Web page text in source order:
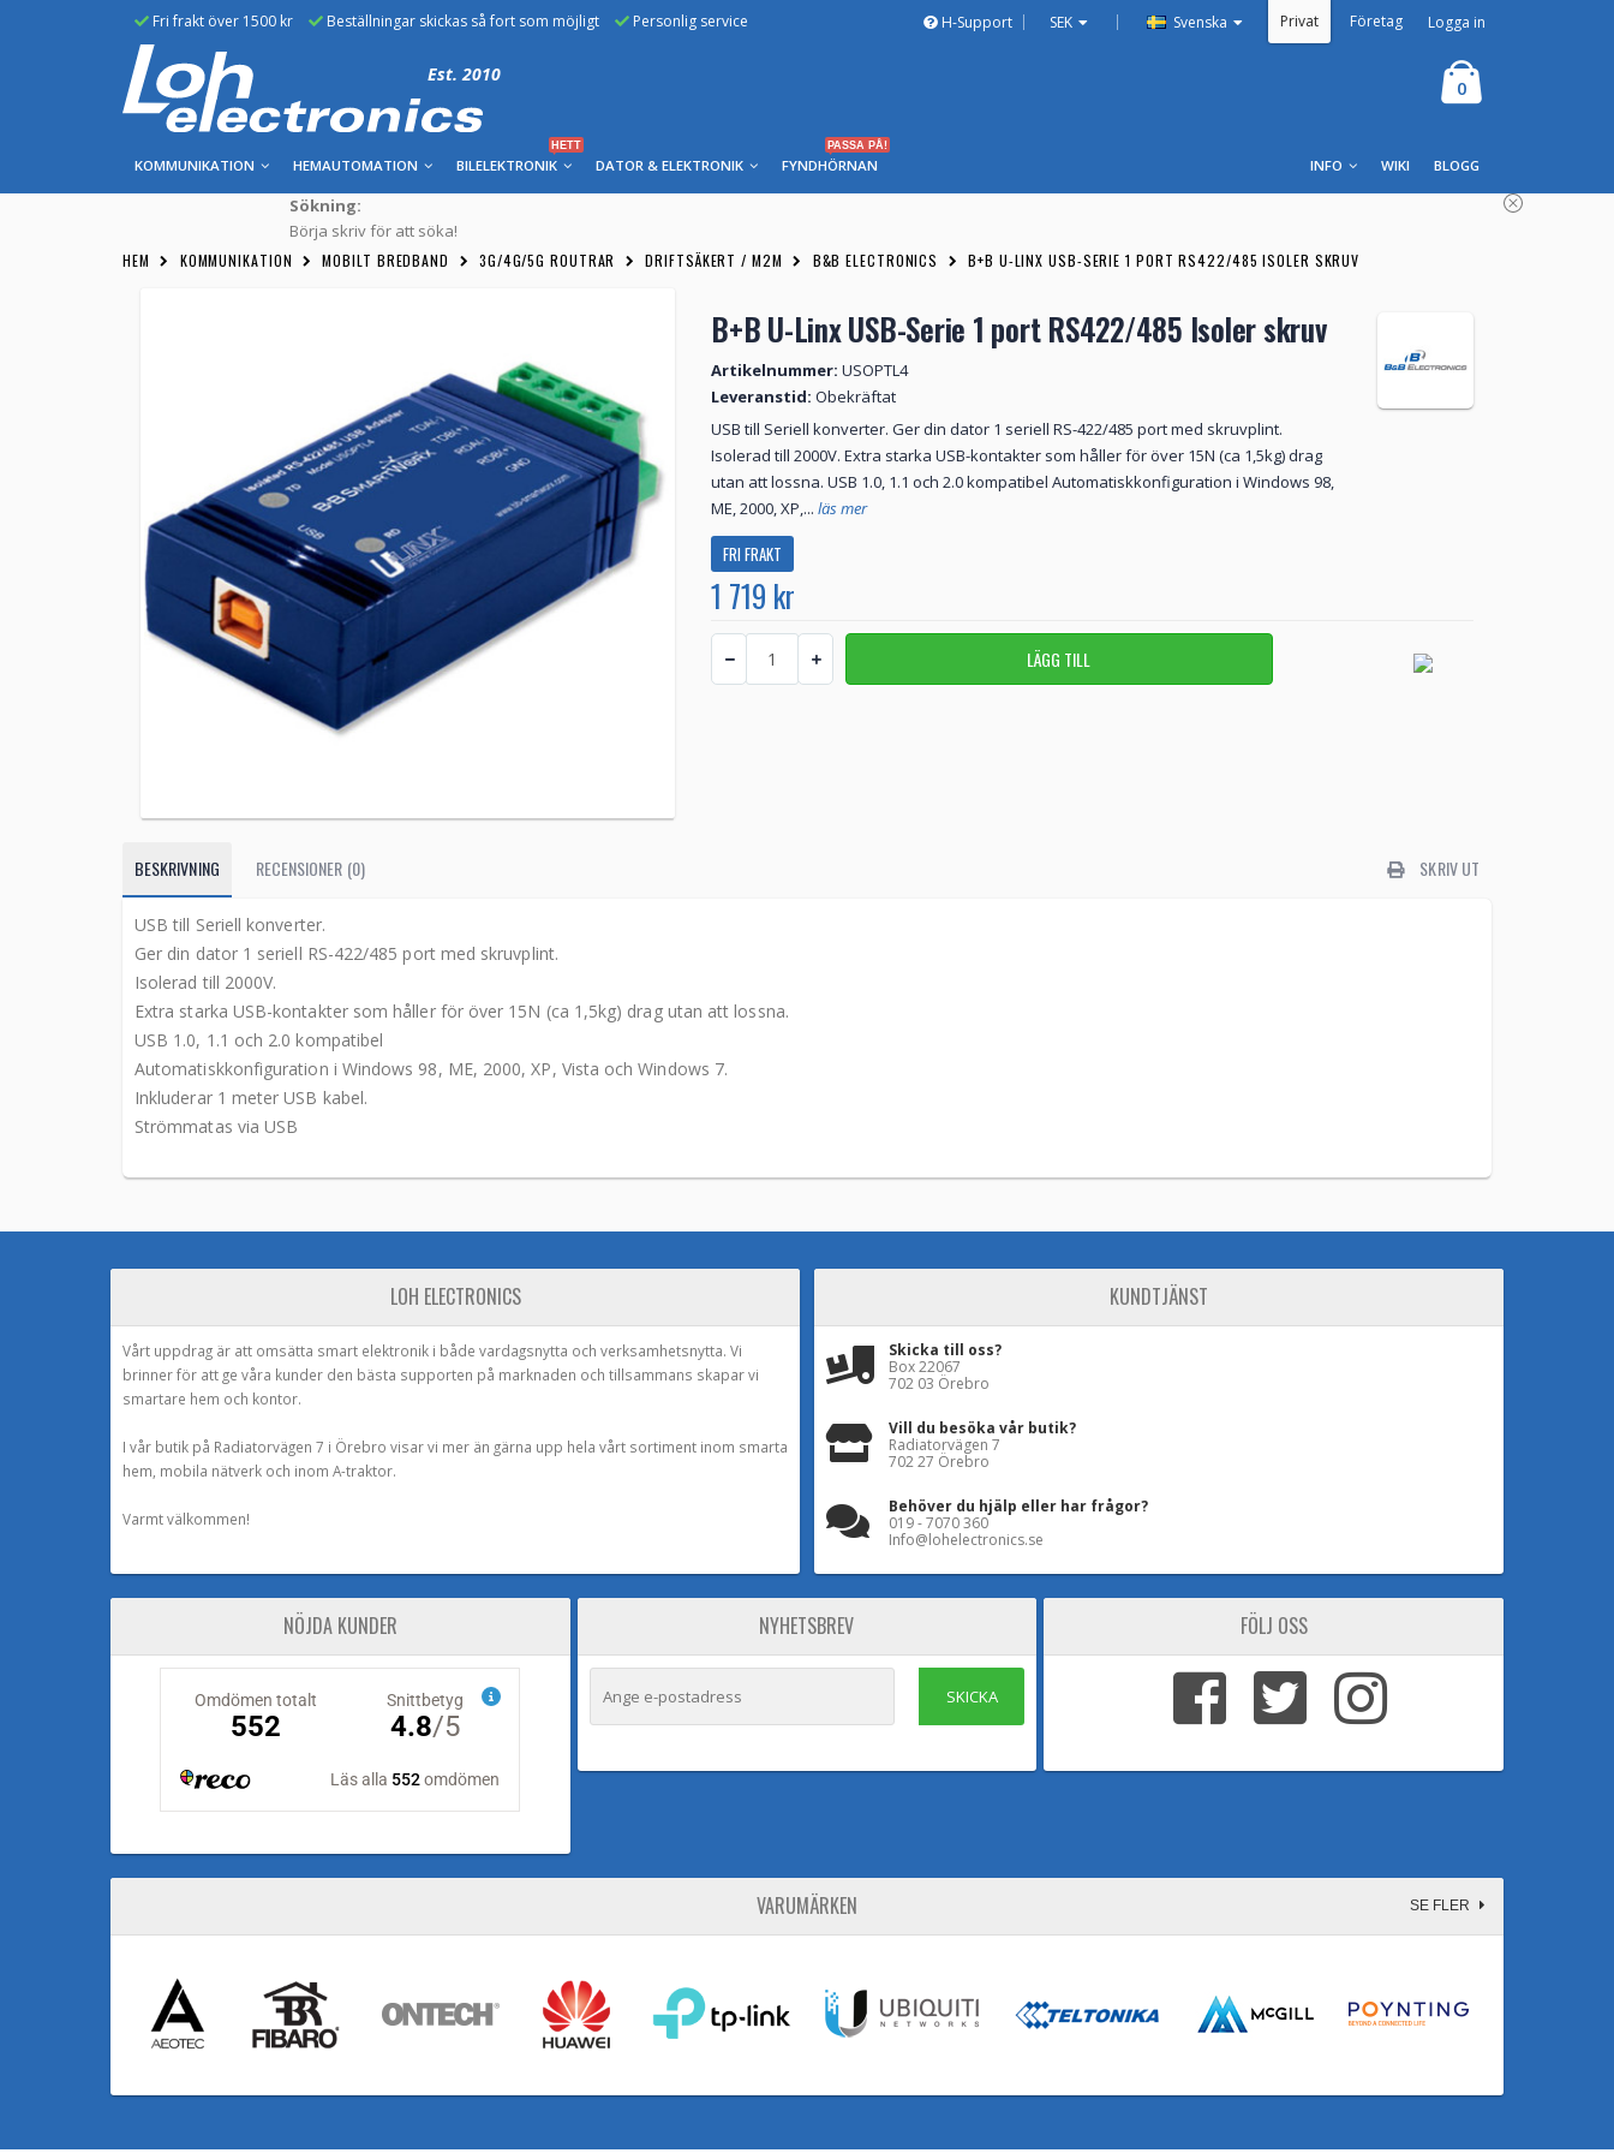
Fri frakt över 1500 kr Beställningar skickas så fort som möjligt Personlig service H-Support SEK | Svenska Privat Företag Logga in
Est. 2010
0
KOMMUNIKATION HEMAUTOMATION BILELEKTRONIK
HETT
DATOR & ELEKTRONIK FYNDHÖRNAN
PASSA PÅ!
BLOGG
WIKI
INFO
Sökning:
Börja skriv för att söka!
HEM KOMMUNIKATION MOBILT BREDBAND 3G/4G/5G ROUTRAR DRIFTSÄKERT / M2M B&B ELECTRONICS B+B U-LINX USB-SERIE 1 PORT RS422/485 ISOLER SKRUV
B+B U-Linx USB-Serie 1 port RS422/485 Isoler skruv
Artikelnummer: USOPTL4
Leveranstid: Obekräftat
USB till Seriell konverter. Ger din dator 1 seriell RS-422/485 port med skruvplint.
Isolerad till 2000V. Extra starka USB-kontakter som håller för över 15N (ca 1,5kg) drag
utan att lossna. USB 1.0, 1.1 och 2.0 kompatibel Automatiskkonfiguration i Windows 98,
ME, 2000, XP,... läs mer
FRI FRAKT
1 719 kr
BESKRIVNING RECENSIONER (0) SKRIV UT
USB till Seriell konverter.
Ger din dator 1 seriell RS-422/485 port med skruvplint.
Isolerad till 2000V.
Extra starka USB-kontakter som håller för över 15N (ca 1,5kg) drag utan att lossna.
USB 1.0, 1.1 och 2.0 kompatibel
Automatiskkonfiguration i Windows 98, ME, 2000, XP, Vista och Windows 7.
Inkluderar 1 meter USB kabel.
Strömmatas via USB
LOH ELECTRONICS
Vårt uppdrag är att omsätta smart elektronik i både vardagsnytta och verksamhetsnytta. Vi
brinner för att ge våra kunder den bästa supporten på marknaden och tillsammans skapar vi
smartare hem och kontor.
I vår butik på Radiatorvägen 7 i Örebro visar vi mer än gärna upp hela vårt sortiment inom smarta
hem, mobila nätverk och inom A-traktor.
Varmt välkommen!
KUNDTJÄNST
Skicka till oss?
Box 22067
702 03 Örebro
Vill du besöka vår butik?
Radiatorvägen 7
702 27 Örebro
Behöver du hjälp eller har frågor?
019 - 7070 360
Info@lohelectronics.se
NÖJDA KUNDER NYHETSBREV
SKICKA
FÖLJ OSS
VARUMÄRKEN SE FLER